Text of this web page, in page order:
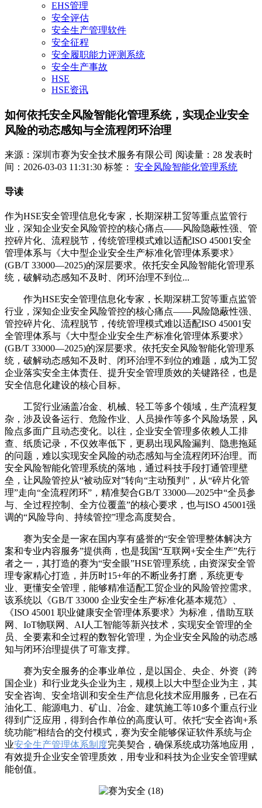
EHS管理
安全评估
安全生产管理软件
安全征程
安全履职能力评测系统
安全生产事故
HSE
HSE资讯
如何依托安全风险智能化管理系统，实现企业安全
风险的动态感知与全流程闭环治理
来源：深圳市赛为安全技术服务有限公司 阅读量：28 发表时
间：2026-03-03 11:31:30 标签： 安全风险智能化管理系统
导读
作为HSE安全管理信息化专家，长期深耕工贸等重点监管行
业，深知企业安全风险管控的核心痛点——风险隐蔽性强、管
控碎片化、流程脱节，传统管理模式难以适配ISO 45001安全
管理体系与《大中型企业安全生产标准化管理体系要求》
(GB/T 33000—2025)的深层要求。依托安全风险智能化管理系
统，破解动态感知不及时、闭环治理不到位...
作为HSE安全管理信息化专家，长期深耕工贸等重点监管
行业，深知企业安全风险管控的核心痛点——风险隐蔽性强、
管控碎片化、流程脱节，传统管理模式难以适配ISO 45001安
全管理体系与《大中型企业安全生产标准化管理体系要求》
(GB/T 33000—2025)的深层要求。依托安全风险智能化管理系
统，破解动态感知不及时、闭环治理不到位的难题，成为工贸
企业落实安全主体责任、提升安全管理质效的关键路径，也是
安全信息化建设的核心目标。
工贸行业涵盖冶金、机械、轻工等多个领域，生产流程复
杂，涉及设备运行、危险作业、人员操作等多个风险场景，风
险点多面广且动态变化。以往，企业安全管理多依赖人工排
查、纸质记录，不仅效率低下，更易出现风险漏判、隐患拖延
的问题，难以实现安全风险的动态感知与全流程闭环治理。而
安全风险智能化管理系统的落地，通过科技手段打通管理壁
垒，让风险管控从“被动应对”转向“主动预判”，从“碎片化管
理”走向“全流程闭环”，精准契合GB/T 33000—2025中“全员参
与、全过程控制、全方位覆盖”的核心要求，也与ISO 45001强
调的“风险导向、持续管控”理念高度契合。
赛为安全是一家在国内享有盛誉的“安全管理整体解决方
案和专业内容服务”提供商，也是我国“互联网+安全生产”先行
者之一，其打造的赛为“安全眼”HSE管理系统，由资深安全管
理专家精心打造，并历时15+年的不断业务打磨，系统更专
业、更懂安全管理，能够精准适配工贸企业的风险管控需求。
该系统以《GB/T 33000 企业安全生产标准化基本规范》、
《ISO 45001 职业健康安全管理体系要求》为标准，借助互联
网、IoT物联网、AI人工智能等新兴技术，实现安全管理的全
员、全要素和全过程的数智化管理，为企业安全风险的动态感
知与闭环治理提供了可靠支撑。
赛为安全服务的企事业单位，是以国企、央企、外资（跨
国企业）和行业龙头企业为主，规模上以大中型企业为主，其
安全咨询、安全培训和安全生产信息化技术应用服务，已在石
油化工、能源电力、矿山、冶金、建筑施工等10多个重点行业
得到广泛应用，得到合作单位的高度认可。依托“安全咨询+系
统功能”相结合的交付模式，赛为安全能够保证软件系统与企
业安全生产管理体系制度完美契合，确保系统成功落地应用，
有效提升企业安全管理质效，用专业和科技为企业安全管理赋
能创值。